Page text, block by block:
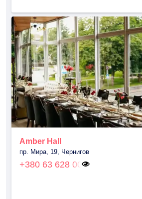
Amber Hall
пр. Мира, 19, Чернигов
+380 63 628 00